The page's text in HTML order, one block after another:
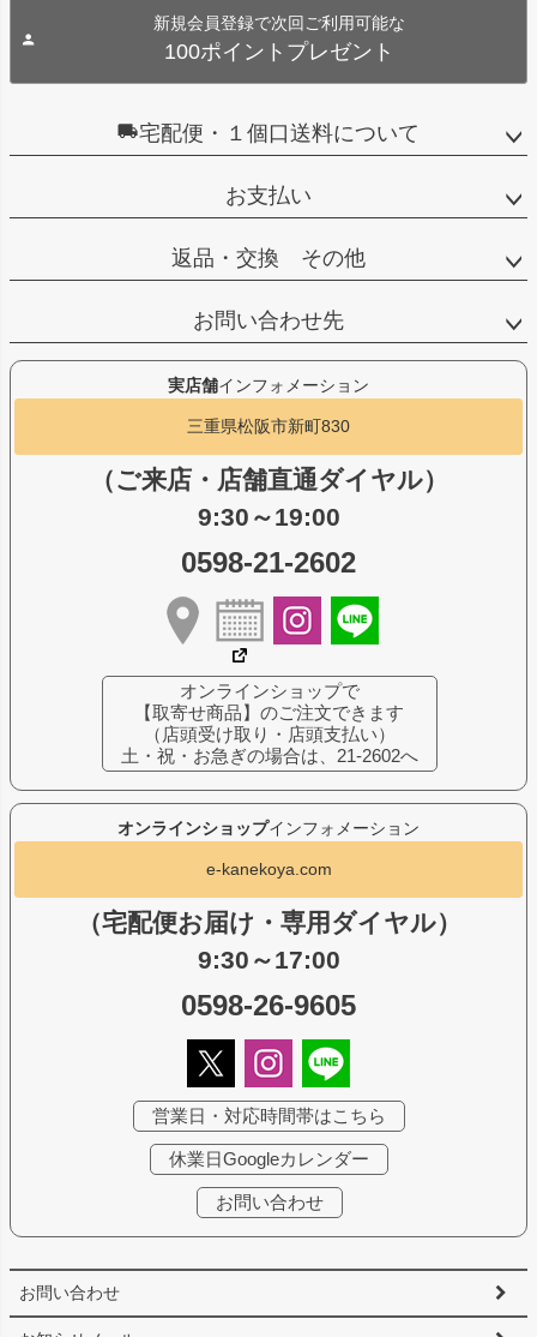
新規会員登録で次回ご利用可能な
100ポイントプレゼント
宅配便・１個口送料について
お支払い
返品・交換 その他
お問い合わせ先
お問い合わせ
オンラインショップインフォメーション
e-kanekoya.com
（宅配便お届け・専用ダイヤル）
9:30～17:00
0598-26-9605
営業日・対応時間帯はこちら
休業日Googleカレンダー
お問い合わせ
実店舗インフォメーション
三重県松阪市新町830
（ご来店・店舗直通ダイヤル）
9:30～19:00
0598-21-2602
オンラインショップで
【取寄せ商品】のご注文できます
（店頭受け取り・店頭支払い）
土・祝・お急ぎの場合は、21-2602へ